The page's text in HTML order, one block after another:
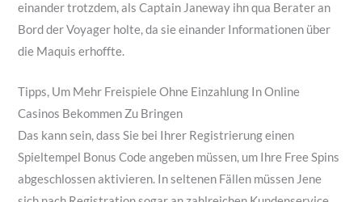
einander trotzdem, als Captain Janeway ihn qua Berater an
Bord der Voyager holte, da sie einander Informationen über
die Maquis erhoffte.
Tipps, Um Mehr Freispiele Ohne Einzahlung In Online
Casinos Bekommen Zu Bringen
Das kann sein, dass Sie bei Ihrer Registrierung einen
Spieltempel Bonus Code angeben müssen, um Ihre Free Spins
abgeschlossen aktivieren. In seltenen Fällen müssen Jene